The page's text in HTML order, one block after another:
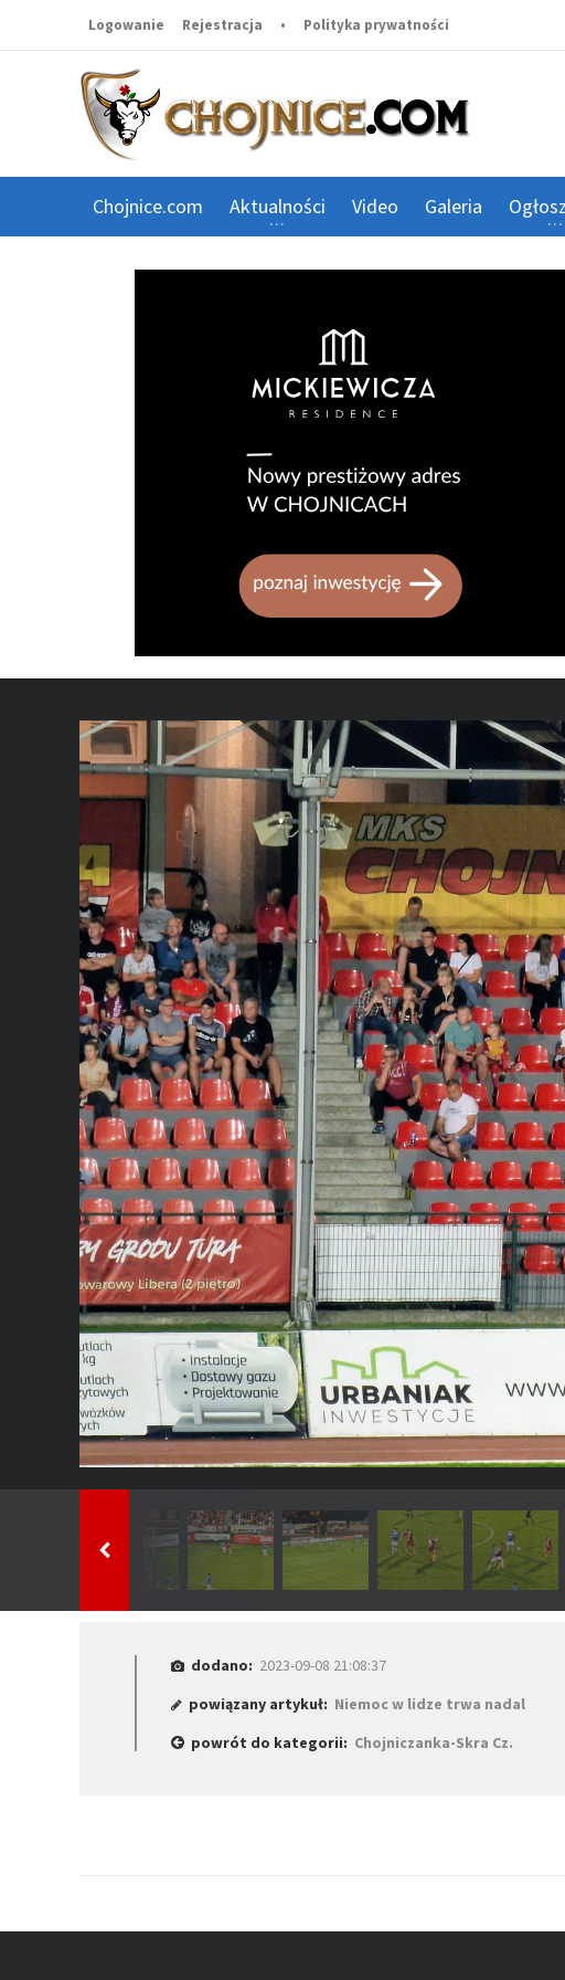
Logowanie Rejestracja • Polityka prywatności
Chojnice.com Aktualności Video Galeria
dodano: 2023-09-08 21:08:37
powiązany artykuł: Niemoc w lidze trwa nadal
powrót do kategorii: Chojniczanka-Skra Cz.